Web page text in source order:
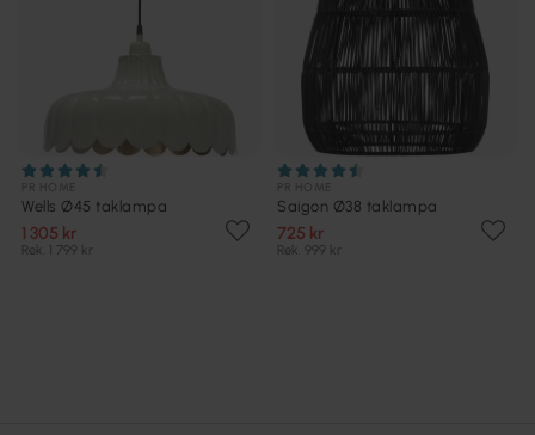
Wells Ø45 taklampa
1 305 kr
Rek. 1 799 kr
Saigon Ø38 taklampa
725 kr
Rek. 999 kr